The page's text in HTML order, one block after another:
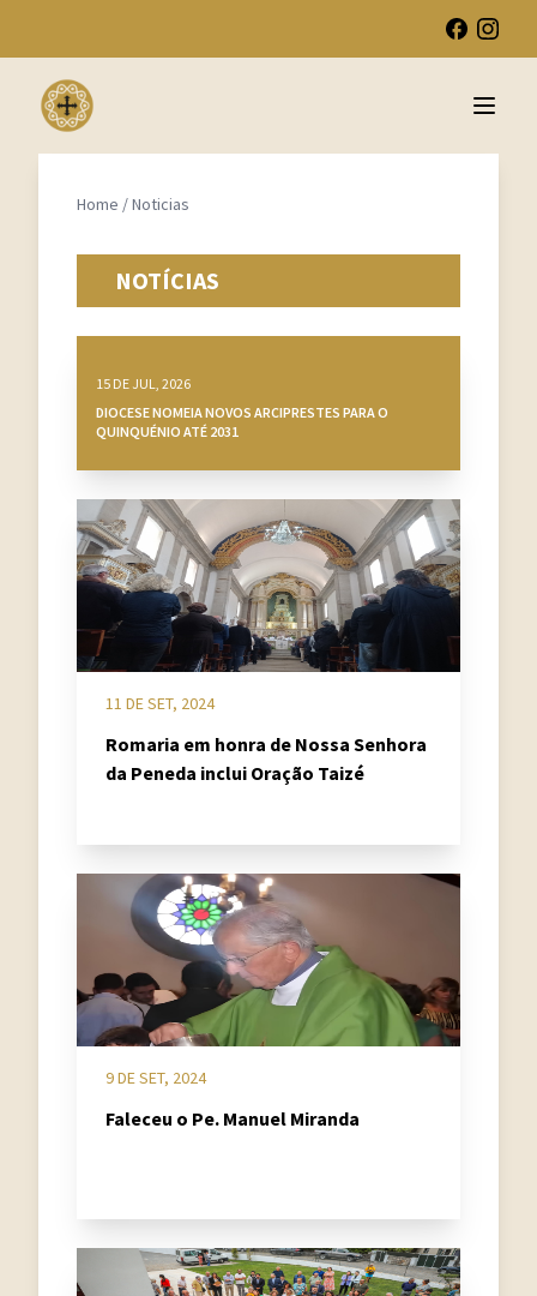
Open
Home /Noticias
NOTÍCIAS
15 DE JUL, 2026
DIOCESE NOMEIA NOVOS ARCIPRESTES PARA O
QUINQUÉNIO ATÉ 2031
11 DE SET, 2024
Romaria em honra de Nossa Senhora
da Peneda inclui Oração Taizé
9 DE SET, 2024
Faleceu o Pe. Manuel Miranda